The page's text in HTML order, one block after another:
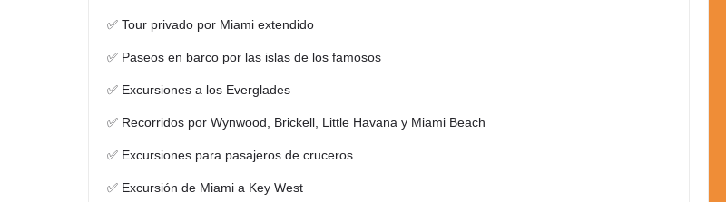
✅ Tour privado por Miami extendido
✅ Paseos en barco por las islas de los famosos
✅ Excursiones a los Everglades
✅ Recorridos por Wynwood, Brickell, Little Havana y Miami Beach
✅ Excursiones para pasajeros de cruceros
✅ Excursión de Miami a Key West